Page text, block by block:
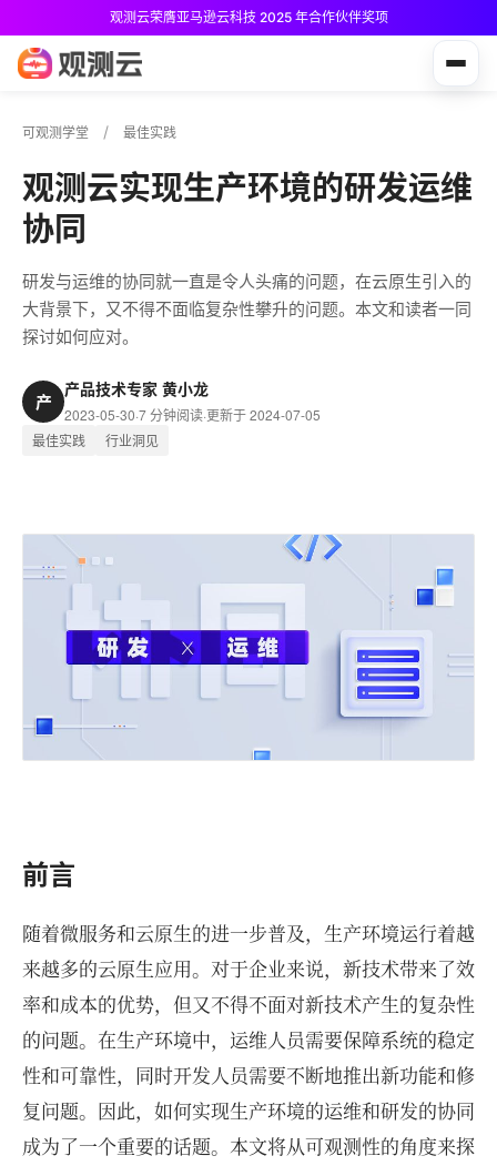
观测云免费版现已推出！
可观测学堂 最佳实践
观测云实现生产环境的研发运维
协同
研发与运维的协同就一直是令人头痛的问题，在云原生引入的
大背景下，又不得不面临复杂性攀升的问题。本文和读者一同
探讨如何应对。
产
产品技术专家 黄小龙
2023-05-30·7 分钟阅读·更新于 2024-07-05
最佳实践
行业洞见
前言
随着微服务和云原生的进一步普及，生产环境运行着越
来越多的云原生应用。对于企业来说，新技术带来了效
率和成本的优势，但又不得不面对新技术产生的复杂性
的问题。在生产环境中，运维人员需要保障系统的稳定
性和可靠性，同时开发人员需要不断地推出新功能和修
复问题。因此，如何实现生产环境的运维和研发的协同
成为了一个重要的话题。本文将从可观测性的角度来探